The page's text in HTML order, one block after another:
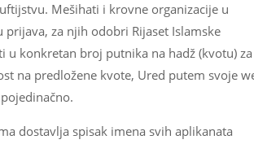
Mešihati i krovne organizacije u
za njih odobri Rijaset Islamske
u konkretan broj putnika na hadž (kvotu) za
na predložene kvote, Ured putem svoje
dostavlja spisak imena svih aplikanata